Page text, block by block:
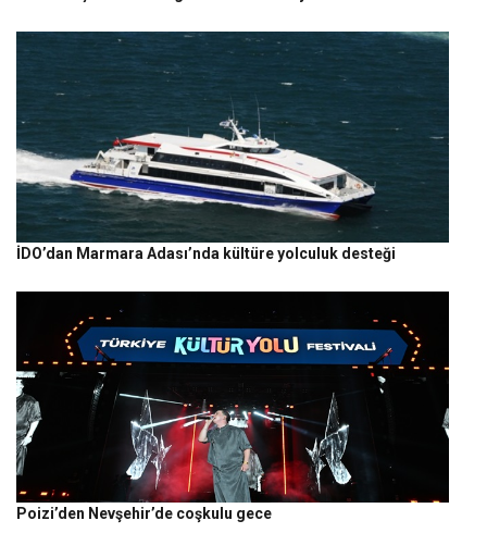
İDO’dan Marmara Adası’nda kültüre yolculuk desteği
Poizi’den Nevşehir’de coşkulu gece